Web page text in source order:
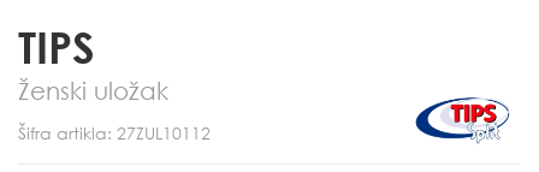
TIPS
Ženski uložak
Šifra artikla: 27ZUL10112